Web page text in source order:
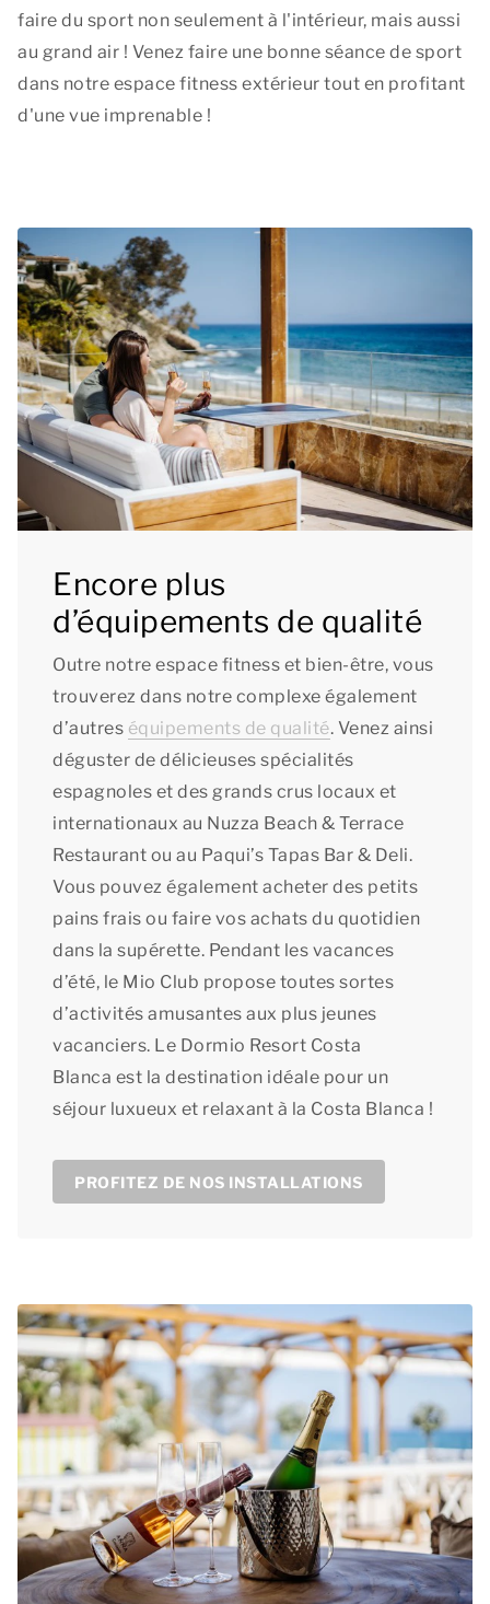
faire du sport non seulement à l'intérieur, mais aussi
au grand air ! Venez faire une bonne séance de sport
dans notre espace fitness extérieur tout en profitant
d'une vue imprenable !
Encore plus
d’équipements de qualité
Outre notre espace fitness et bien-être, vous
trouverez dans notre complexe également
d’autres équipements de qualité. Venez ainsi
déguster de délicieuses spécialités
espagnoles et des grands crus locaux et
internationaux au Nuzza Beach & Terrace
Restaurant ou au Paqui’s Tapas Bar & Deli.
Vous pouvez également acheter des petits
pains frais ou faire vos achats du quotidien
dans la supérette. Pendant les vacances
d’été, le Mio Club propose toutes sortes
d’activités amusantes aux plus jeunes
vacanciers. Le Dormio Resort Costa
Blanca est la destination idéale pour un
séjour luxueux et relaxant à la Costa Blanca !
PROFITEZ DE NOS INSTALLATIONS